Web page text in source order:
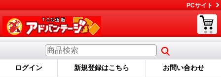
PCサイト
ログイン 新規登録はこちら お問い合わせ